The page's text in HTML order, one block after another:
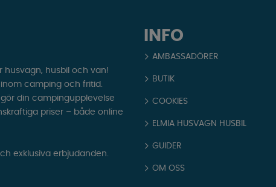
INFO
AMBASSADÖRER
BUTIK
COOKIES
ELMIA HUSVAGN HUSBIL
GUIDER
OM OSS
husvagn, husbil och van!
camping och fritid.
din campingupplevelse
priser – både online
exklusiva erbjudanden.